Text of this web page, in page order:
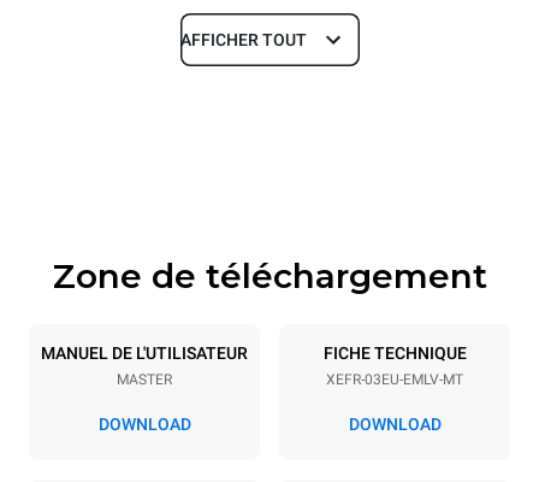
Dimensions
Caractéristiques de la plaque
3 600x400
Espace entre les plaques
AFFICHER TOUT
Zone de téléchargement
MANUEL DE L'UTILISATEUR
MASTER
DOWNLOAD
FICHE TECHNIQUE
XEFR-03EU-EMLV-MT
DOWNLOAD